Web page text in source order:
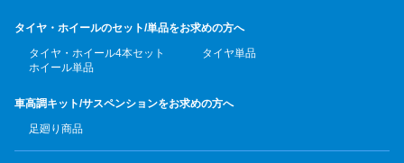
タイヤ・ホイールのセット/単品をお求めの方へ
タイヤ・ホイール4本セット
タイヤ単品
ホイール単品
車高調キット/サスペンションをお求めの方へ
足廻り商品